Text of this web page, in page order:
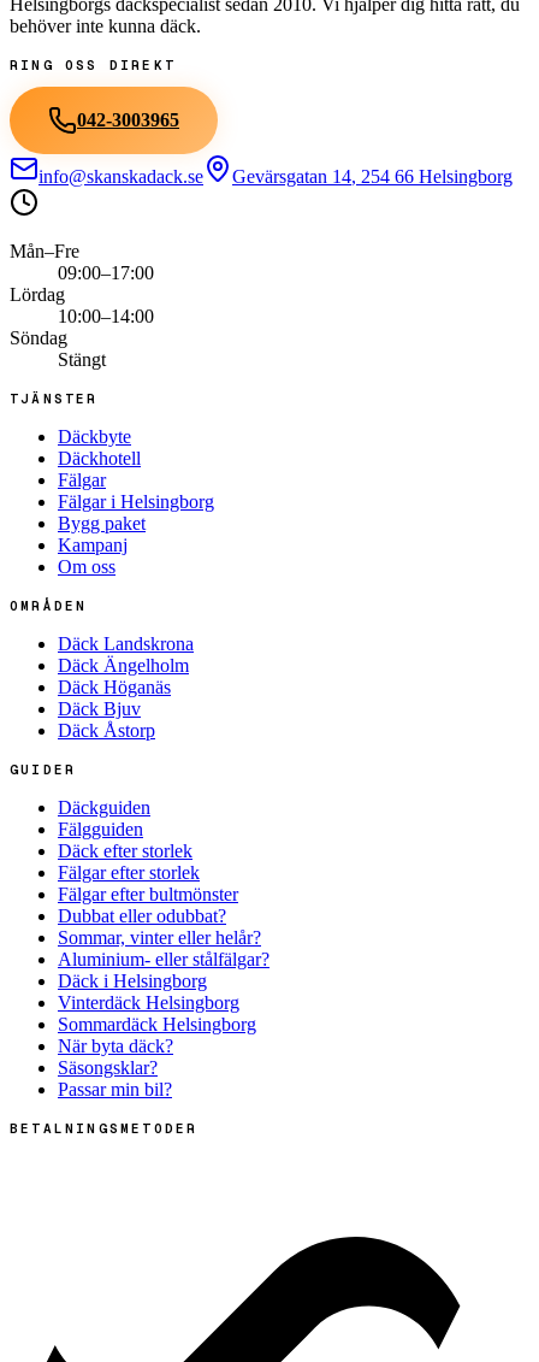
Helsingborgs däckspecialist sedan 2010. Vi hjälper dig hitta rätt, du
behöver inte kunna däck.
RING OSS DIREKT
042-3003965
info@skanskadack.se Gevärsgatan 14, 254 66 Helsingborg
Mån–Fre
09:00–17:00
Lördag
10:00–14:00
Söndag
Stängt
TJÄNSTER
Däckbyte
Däckhotell
Fälgar
Fälgar i Helsingborg
Bygg paket
Kampanj
Om oss
OMRÅDEN
Däck Landskrona
Däck Ängelholm
Däck Höganäs
Däck Bjuv
Däck Åstorp
GUIDER
Däckguiden
Fälgguiden
Däck efter storlek
Fälgar efter storlek
Fälgar efter bultmönster
Dubbat eller odubbat?
Sommar, vinter eller helår?
Aluminium- eller stålfälgar?
Däck i Helsingborg
Vinterdäck Helsingborg
Sommardäck Helsingborg
När byta däck?
Säsongsklar?
Passar min bil?
BETALNINGSMETODER